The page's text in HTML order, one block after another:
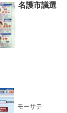
名護市議選
モーサテ